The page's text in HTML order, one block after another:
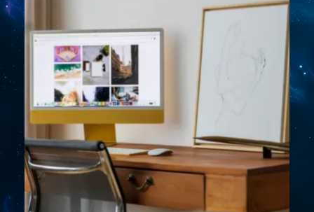
Latest articles &
insights